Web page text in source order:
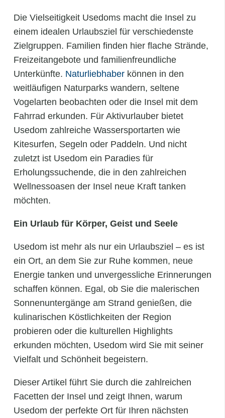
Die Vielseitigkeit Usedoms macht die Insel zu
einem idealen Urlaubsziel für verschiedenste
Zielgruppen. Familien finden hier flache Strände,
Freizeitangebote und familienfreundliche
Unterkünfte. Naturliebhaber können in den
weitläufigen Naturparks wandern, seltene
Vogelarten beobachten oder die Insel mit dem
Fahrrad erkunden. Für Aktivurlauber bietet
Usedom zahlreiche Wassersportarten wie
Kitesurfen, Segeln oder Paddeln. Und nicht
zuletzt ist Usedom ein Paradies für
Erholungssuchende, die in den zahlreichen
Wellnessoasen der Insel neue Kraft tanken
möchten.
Ein Urlaub für Körper, Geist und Seele
Usedom ist mehr als nur ein Urlaubsziel – es ist
ein Ort, an dem Sie zur Ruhe kommen, neue
Energie tanken und unvergessliche Erinnerungen
schaffen können. Egal, ob Sie die malerischen
Sonnenuntergänge am Strand genießen, die
kulinarischen Köstlichkeiten der Region
probieren oder die kulturellen Highlights
erkunden möchten, Usedom wird Sie mit seiner
Vielfalt und Schönheit begeistern.
Dieser Artikel führt Sie durch die zahlreichen
Facetten der Insel und zeigt Ihnen, warum
Usedom der perfekte Ort für Ihren nächsten